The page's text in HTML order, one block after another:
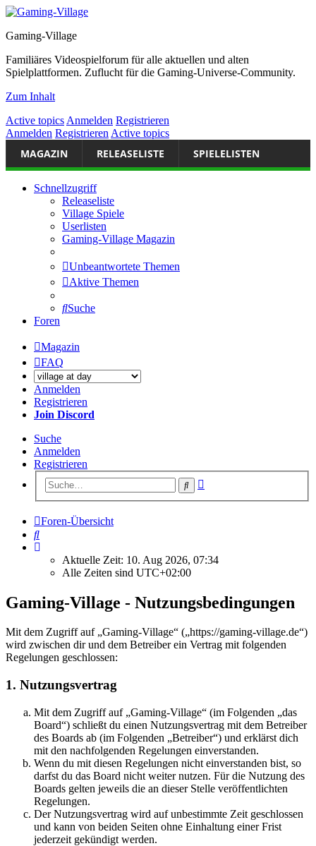
Gaming-Village
Familiäres Videospielforum für alle aktuellen und alten
Spielplattformen. Zuflucht für die Gaming-Universe-Community.
Zum Inhalt
Active topics Anmelden Registrieren
Anmelden Registrieren Active topics
MAGAZIN RELEASELISTE SPIELELISTEN
Schnellzugriff
Releaseliste
Village Spiele
Userlisten
Gaming-Village Magazin
Unbeantwortete Themen
Aktive Themen
Suche
Foren
Magazin
FAQ
Anmelden
Registrieren
Join Discord
Suche
Anmelden
Registrieren
Suche
Foren-Übersicht
Suche
Aktuelle Zeit: 10. Aug 2026, 07:34
Alle Zeiten sind UTC+02:00
Gaming-Village - Nutzungsbedingungen
Mit dem Zugriff auf „Gaming-Village“ („https://gaming-village.de“)
wird zwischen dir und dem Betreiber ein Vertrag mit folgenden
Regelungen geschlossen:
1. Nutzungsvertrag
Mit dem Zugriff auf „Gaming-Village“ (im Folgenden „das
Board“) schließt du einen Nutzungsvertrag mit dem Betreiber
des Boards ab (im Folgenden „Betreiber“) und erklärst dich
mit den nachfolgenden Regelungen einverstanden.
Wenn du mit diesen Regelungen nicht einverstanden bist, so
darfst du das Board nicht weiter nutzen. Für die Nutzung des
Boards gelten jeweils die an dieser Stelle veröffentlichten
Regelungen.
Der Nutzungsvertrag wird auf unbestimmte Zeit geschlossen
und kann von beiden Seiten ohne Einhaltung einer Frist
jederzeit gekündigt werden.